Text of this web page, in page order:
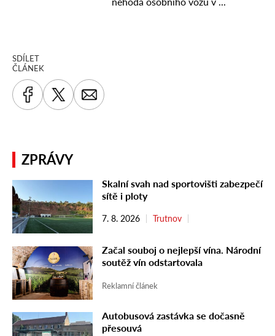
SDÍLET
ČLÁNEK
ZPRÁVY
Skalní svah nad sportovišti zabezpečí
sítě i ploty
7. 8. 2026 Trutnov
Začal souboj o nejlepší vína. Národní
soutěž vín odstartovala
Reklamní článek
Autobusová zastávka se dočasně
přesouvá